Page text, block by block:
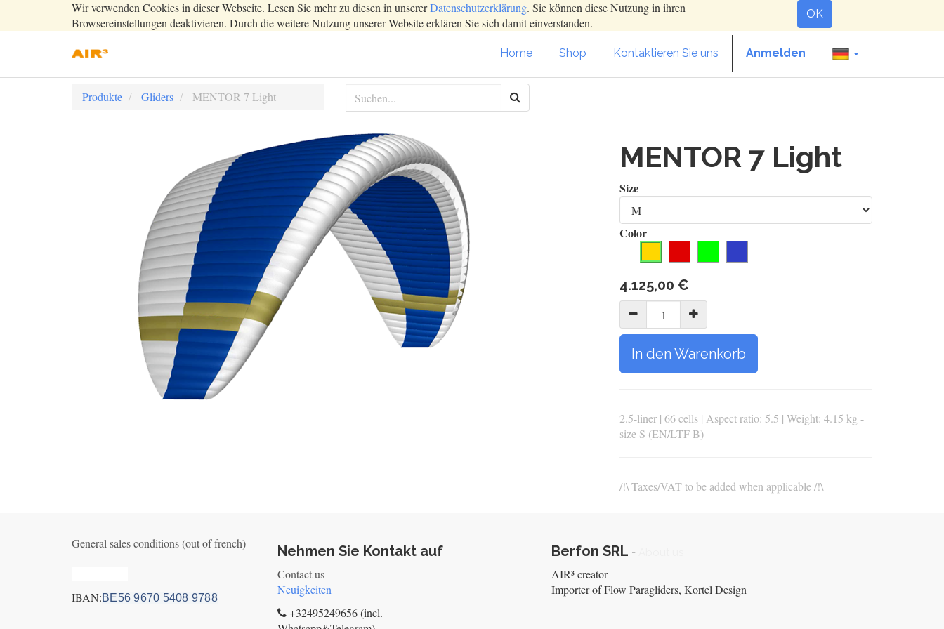
Wir verwenden Cookies in dieser Webseite. Lesen Sie mehr zu diesen in unsererDatenschutzerklärung. Sie können diese Nutzung in ihren
Browsereinstellungen deaktivieren. Durch die weitere Nutzung unserer Website erklären Sie sich damit einverstanden.
OK
Home Shop Kontaktieren Sie uns Anmelden
Produkte Gliders MENTOR 7 Light
MENTOR 7 Light
Size
Color
4.125,00 €
In den Warenkorb
2.5-liner | 66 cells | Aspect ratio: 5.5 | Weight: 4.15 kg -
size S (EN/LTF B)
/!\ Taxes/VAT to be added when applicable /!\
General sales conditions (out of french)
IBAN:BE56 9670 5408 9788
Nehmen Sie Kontakt auf
Contact us
Neuigkeiten
+32495249656 (incl.
Berfon SRL -
AIR³ creator
Importer of Flow Paragliders, Kortel Design